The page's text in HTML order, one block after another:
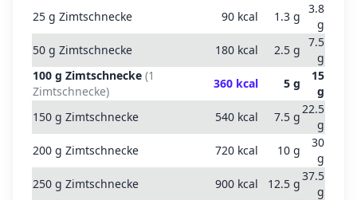
25 g Zimtschnecke 90 kcal 1.3 g
3.8
g
50 g Zimtschnecke 180 kcal 2.5 g
7.5
g
100 g Zimtschnecke (1
Zimtschnecke)
360 kcal 5 g
15
g
150 g Zimtschnecke 540 kcal 7.5 g
22.5
g
200 g Zimtschnecke 720 kcal 10 g
30
g
250 g Zimtschnecke 900 kcal 12.5 g
37.5
g